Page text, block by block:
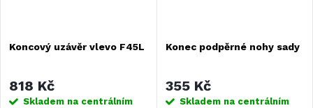
Koncový uzávěr vlevo F45L
818 Kč
Skladem na centrálním
Konec podpěrné nohy sady
355 Kč
Skladem na centrálním